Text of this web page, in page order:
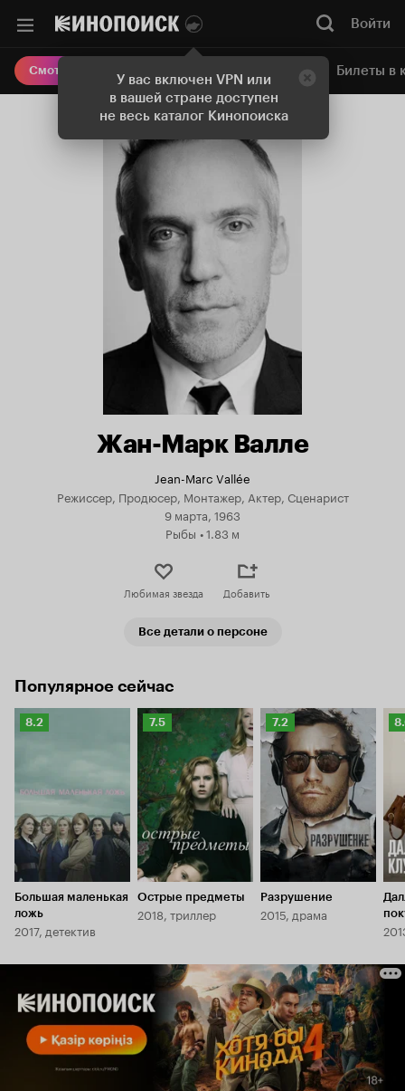
У вас включен VPN или
в вашей стране доступен
не весь каталог Кинопоиска
Войти
Смотреть кино Онлайн-кинотеатр Билеты в
Жан-Марк Валле
Jean-Marc Vallée
Режиссер, Продюсер, Монтажер, Актер, Сценарист
9 марта, 1963
Рыбы •1.83 м
Любимая звезда Добавить
Все детали о персоне
Популярное сейчас
Рейтинг
8.2
Большая маленькая
ложь
2017, детектив
Рейтинг
Кинопоиска
7.5
7.5
Острые предметы
2018, триллер
Рейтинг
Кинопоиска
7.2
7.2
Разрушение
2015, драма